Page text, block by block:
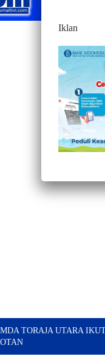
TORAJA UTARA
Iklan